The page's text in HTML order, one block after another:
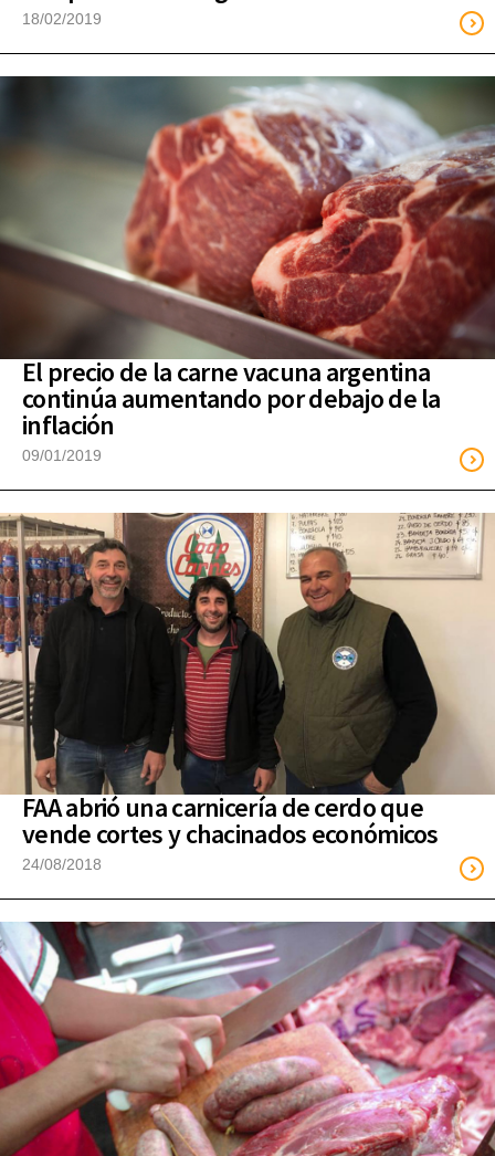
18/02/2019
El precio de la carne vacuna argentina
continúa aumentando por debajo de la
inflación
09/01/2019
FAA abrió una carnicería de cerdo que
vende cortes y chacinados económicos
24/08/2018